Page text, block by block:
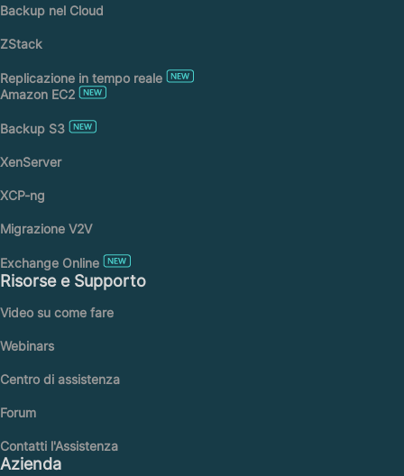
Backup nel Cloud
ZStack
Replicazione in tempo reale
Amazon EC2
Backup S3
XenServer
XCP-ng
Migrazione V2V
Exchange Online
Risorse e Supporto
Video su come fare
Webinars
Centro di assistenza
Forum
Contatti l'Assistenza
Azienda